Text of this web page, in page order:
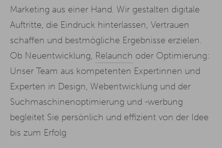
Marketing aus einer Hand. Wir gestalten digitale
Auftritte, die Eindruck hinterlassen, Vertrauen
schaffen und bestmögliche Ergebnisse erzielen.
Ob Neuentwicklung, Relaunch oder Optimierung:
Unser Team aus kompetenten Expertinnen und
Experten in Design, Webentwicklung und der
Suchmaschinenoptimierung und -werbung
begleitet Sie persönlich und effizient von der Idee
bis zum Erfolg